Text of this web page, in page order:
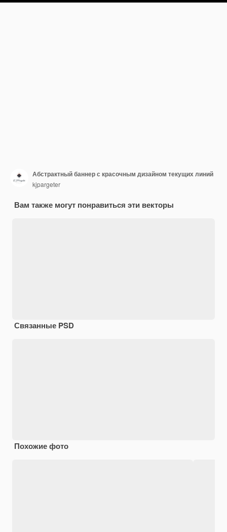
Абстрактный баннер с красочным дизайном текущих линий
kjpargeter
Вам также могут понравиться эти векторы
Связанные PSD
Похожие фото